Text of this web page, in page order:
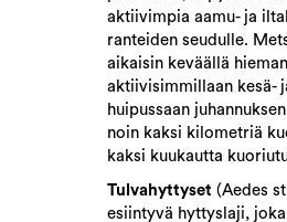
aktiivimpia aamu- ja
ranteiden seudulle.
aikaisin keväällä
aktiivisimmillaan kesä-
huipussaan
noin kaksi kilometriä
kaksi kuukautta
Tulvahyttyset (Aedes
esiintyvä hyttyslaji,